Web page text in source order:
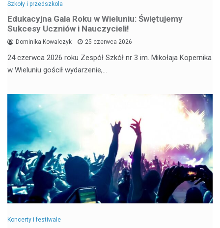
Szkoły i przedszkola
Edukacyjna Gala Roku w Wieluniu: Świętujemy
Sukcesy Uczniów i Nauczycieli!
Dominika Kowalczyk 25 czerwca 2026
24 czerwca 2026 roku Zespół Szkół nr 3 im. Mikołaja Kopernika
w Wieluniu gościł wydarzenie,…
Koncerty i festiwale